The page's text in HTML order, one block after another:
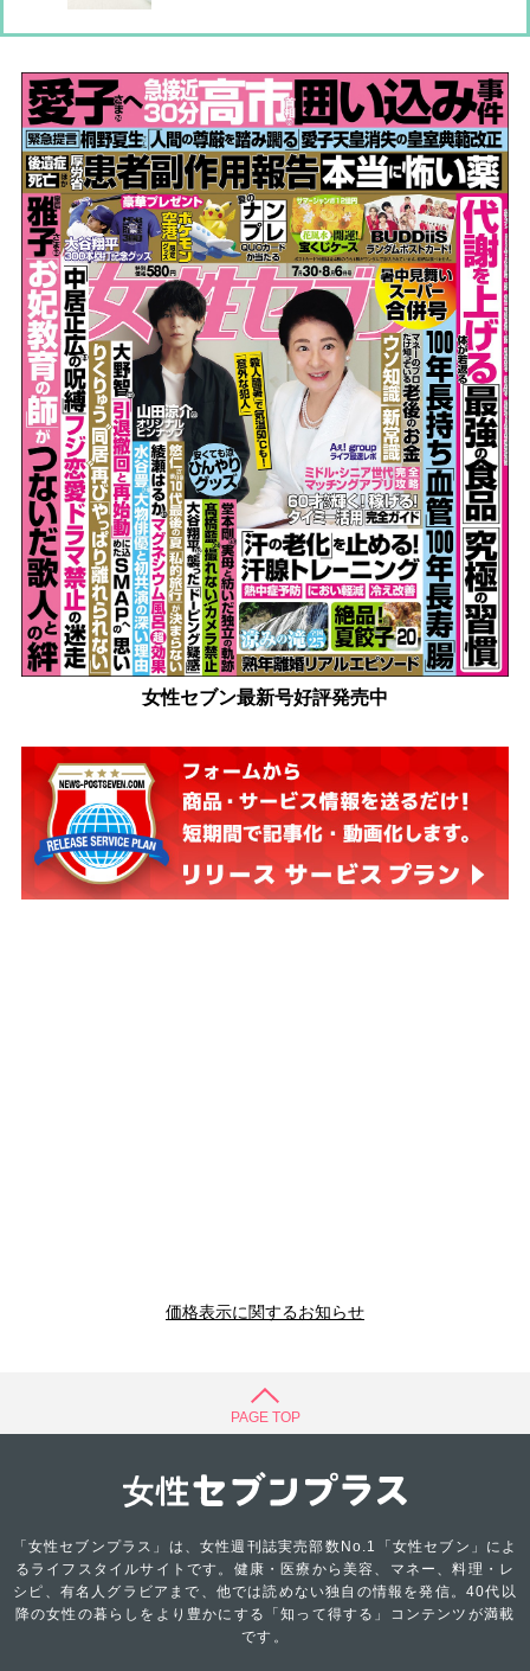
女性セブン最新号好評発売中
価格表示に関するお知らせ
PAGE TOP
「女性セブンプラス」は、女性週刊誌実売部数No.1「女性セブン」によ
るライフスタイルサイトです。健康・医療から美容、マネー、料理・レ
シピ、有名人グラビアまで、他では読めない独自の情報を発信。40代以
降の女性の暮らしをより豊かにする「知って得する」コンテンツが満載
です。